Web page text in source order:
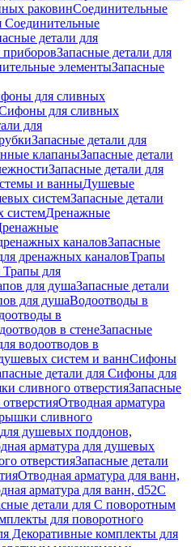
раковинСоединительные
Соединительные
детали для
Запасные детали для
элементыЗапасные
для сливных
для сливных
для
Запасные детали для
клапаныЗапасные детали
Запасные детали для
и ванныДушевые
системЗапасные детали
системДренажные
каналовЗапасные
дренажных каналовТрапы
Трапы для
для душаЗапасные детали
для душаВодоотводы в
в
в стенеЗапасные
водоотводов в
систем и ваннСифоны
детали для Сифоны для
сливного отверстияЗапасные
Отводная арматура
сливного
душевых поддонов,
арматура для душевых
отверстияЗапасные детали
Отводная арматура для ванн,
арматура для ванн, d52С
детали для С поворотным
для поворотного
Декоративные комплекты для